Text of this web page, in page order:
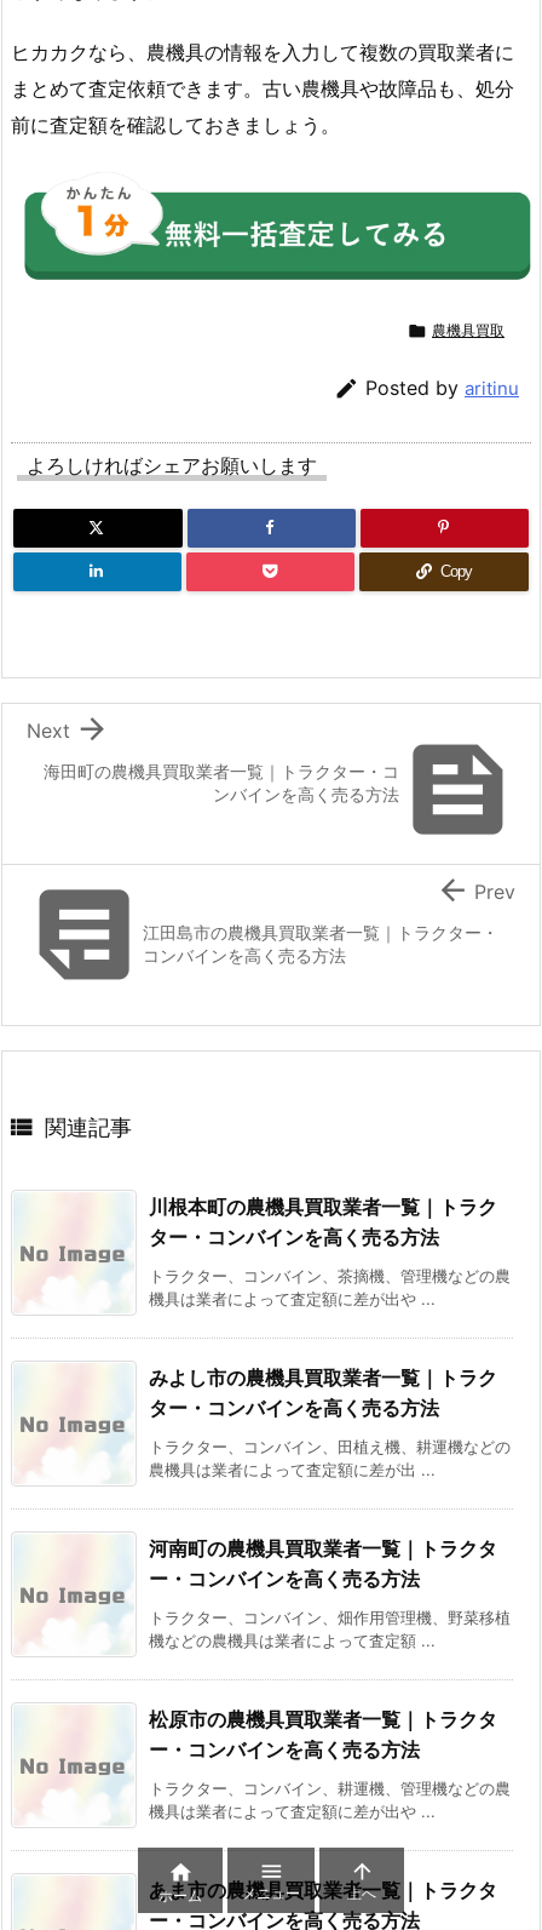
ヒカカクなら、農機具の情報を入力して複数の買取業者に
まとめて査定依頼できます。古い農機具や故障品も、処分
前に査定額を確認しておきましょう。
 農機具買取
 Posted by aritinu
よろしければシェアお願いします
Copy

海田町の農機具買取業者一覧｜トラクター・コ
ンバインを高く売る方法

Next
江田島市の農機具買取業者一覧｜トラクター・
コンバインを高く売る方法
 Prev
 関連記事
川根本町の農機具買取業者一覧｜トラク
ター・コンバインを高く売る方法
トラクター、コンバイン、茶摘機、管理機などの農
機具は業者によって査定額に差が出や ...
みよし市の農機具買取業者一覧｜トラク
ター・コンバインを高く売る方法
トラクター、コンバイン、田植え機、耕運機などの
農機具は業者によって査定額に差が出 ...
河南町の農機具買取業者一覧｜トラクタ
ー・コンバインを高く売る方法
トラクター、コンバイン、畑作用管理機、野菜移植
機などの農機具は業者によって査定額 ...
松原市の農機具買取業者一覧｜トラクタ
ー・コンバインを高く売る方法
トラクター、コンバイン、耕運機、管理機などの農
機具は業者によって査定額に差が出や ...
あま市の農機具買取業者一覧｜トラクタ
ー・コンバインを高く売る方法

ホーム

メニュー

上へ